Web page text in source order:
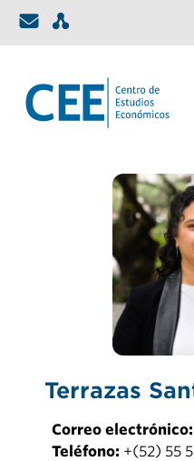
Terrazas
Correo electrónico:
Teléfono: +(52) 55